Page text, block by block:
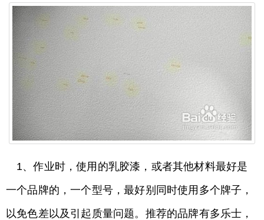
1、作业时，使用的乳胶漆，或者其他材料最好是
一个品牌的，一个型号，最好别同时使用多个牌子，
以免色差以及引起质量问题。推荐的品牌有多乐士，